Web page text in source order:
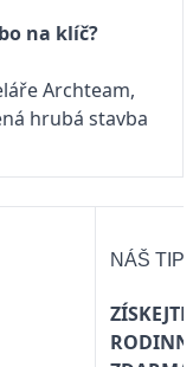
na klíč?
Archteam,
hrubá stavba
NÁŠ TIP